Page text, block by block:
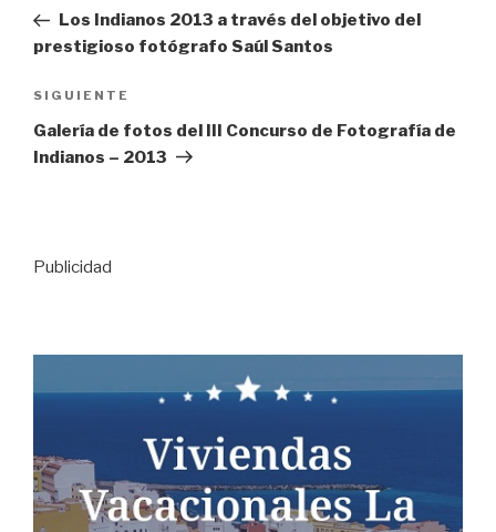
entradas
anterior:
Los Indianos 2013 a través del objetivo del
prestigioso fotógrafo Saúl Santos
Siguiente
entrada
SIGUIENTE
Galería de fotos del III Concurso de Fotografía de
Indianos – 2013
Publicidad